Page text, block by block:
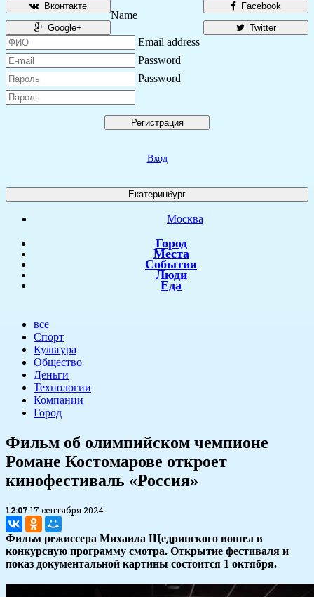
Facebook
Вконтакте
Twitter
Google+
Name
Email address
Password
Password
Регистрация
Вход
Екатеринбург
Москва
Город
Места
События
Люди
Еда
все
Спорт
Культура
Общество
Деньги
Технологии
Компании
Город
​Фильм об олимпийском чемпионе
Романе Костомарове откроет
кинофестиваль «Россия»
12:07 17 сентября 2024
Фильм режиссера Михаила Щедринского вошел в
конкурсную программу смотра. Открытие фестиваля и
показ документальной картины состоится 1 октября.